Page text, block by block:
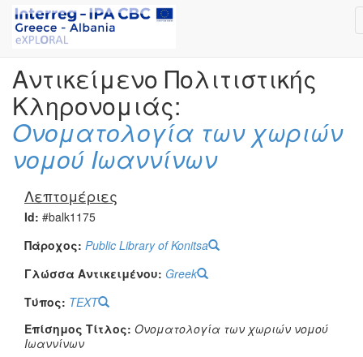
Αντικείμενο Πολιτιστικής
Κληρονομιάς:
Ονοματολογία των χωριών
νομού Ιωαννίνων
Λεπτομέριες
Id: #balk1175
Πάροχος: Public Library of Konitsa
Γλώσσα Αντικειμένου: Greek
Τύπος: TEXT
Επίσημος Τίτλος: Ονοματολογία των χωριών νομού
Ιωαννίνων